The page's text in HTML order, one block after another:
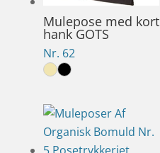
Mulepose med kort
hank GOTS
Nr. 62